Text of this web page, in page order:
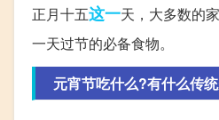
正月十五这一天，大多数的
一天过节的必备食物。
元宵节吃什么?有什么传